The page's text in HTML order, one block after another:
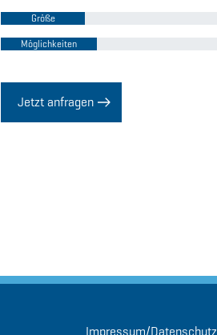
Größe
Möglichkeiten
Jetzt anfragen
Impressum/Datenschutz